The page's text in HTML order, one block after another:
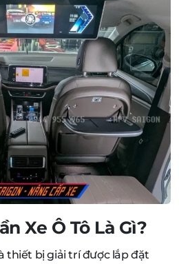
Xe Ô Tô Là Gì?
thiết bị giải trí được lắp đặt